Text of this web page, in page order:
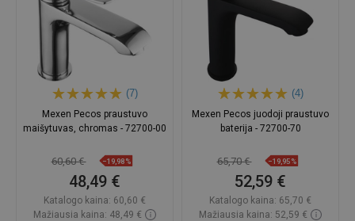
(7)
Mexen Pecos praustuvo
maišytuvas, chromas - 72700-00
60,60 € −19,98%
48,49 €
Katalogo kaina: 60,60 €
Mažiausia kaina: 48,49 €
(4)
Mexen Pecos juodoji praustuvo
baterija - 72700-70
65,70 € −19,95%
52,59 €
Katalogo kaina: 65,70 €
Mažiausia kaina: 52,59 €